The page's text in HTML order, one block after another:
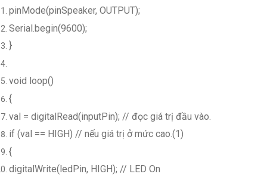
pinMode(pinSpeaker, OUTPUT);
Serial.begin(9600);
}
void loop()
{
val = digitalRead(inputPin); // đọc giá trị đầu vào.
if (val == HIGH) // nếu giá trị ở mức cao.(1)
{
digitalWrite(ledPin, HIGH); // LED On